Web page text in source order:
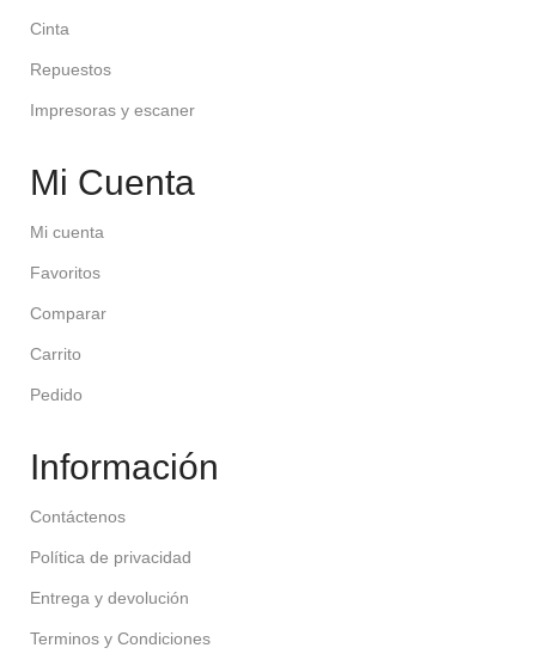
Cinta
Repuestos
Impresoras y escaner
Mi Cuenta
Mi cuenta
Favoritos
Comparar
Carrito
Pedido
Información
Contáctenos
Política de privacidad
Entrega y devolución
Terminos y Condiciones